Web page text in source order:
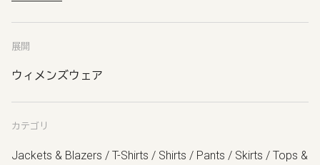
展開
ウィメンズウェア
カテゴリ
Jackets & Blazers / T-Shirts / Shirts / Pants / Skirts / Tops &